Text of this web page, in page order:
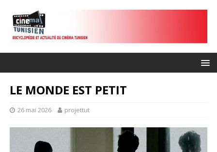
LE MONDE EST PETIT
26 mai 2026 projettut